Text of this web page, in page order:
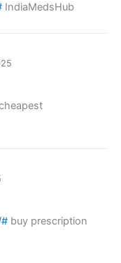
IndiaMedsHub
buy prescription